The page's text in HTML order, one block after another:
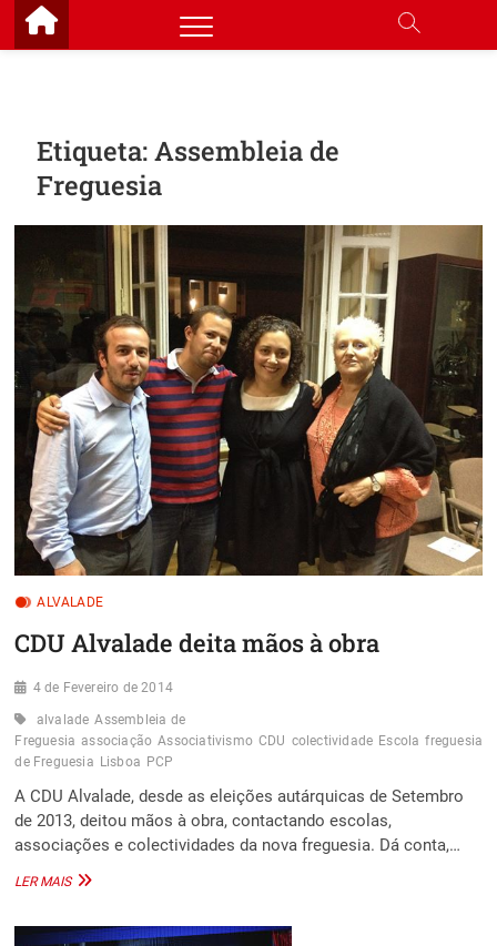
Skip
Etiqueta:Assembleia de
Freguesia
ALVALADE
CDU Alvalade deita mãos à obra
4 de Fevereiro de 2014
alvalade Assembleia de
Freguesia associação Associativismo CDU colectividade Escola freguesia
de Freguesia Lisboa PCP
A CDU Alvalade, desde as eleições autárquicas de Setembro
de 2013, deitou mãos à obra, contactando escolas,
associações e colectividades da nova freguesia. Dá conta,…
LER MAISCDU
MÃOS